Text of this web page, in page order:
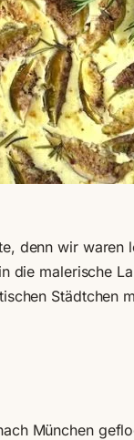
denn wir
die malerische
Städtchen
München